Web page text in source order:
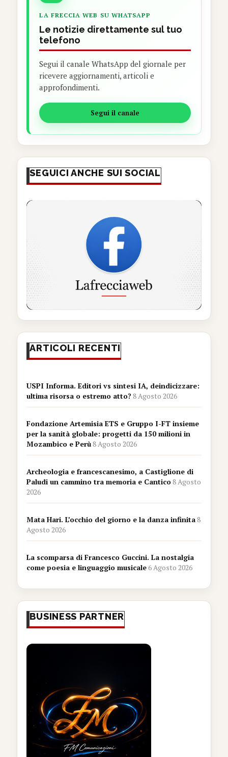
LA FRECCIA WEB SU WHATSAPP
Le notizie direttamente sul tuo
telefono
Segui il canale WhatsApp del giornale per
ricevere aggiornamenti, articoli e
approfondimenti.
Segui il canale
SEGUICI ANCHE SUI SOCIAL
ARTICOLI RECENTI
USPI Informa. Editori vs sintesi IA, deindicizzare:
ultima risorsa o estremo atto?8 Agosto 2026
Fondazione Artemisia ETS e Gruppo I-FT insieme
per la sanità globale: progetti da 150 milioni in
Mozambico e Perù8 Agosto 2026
Archeologia e francescanesimo, a Castiglione di
Paludi un cammino tra memoria e Cantico8 Agosto
2026
Mata Hari. L’occhio del giorno e la danza infinita8
Agosto 2026
La scomparsa di Francesco Guccini. La nostalgia
come poesia e linguaggio musicale6 Agosto 2026
BUSINESS PARTNER